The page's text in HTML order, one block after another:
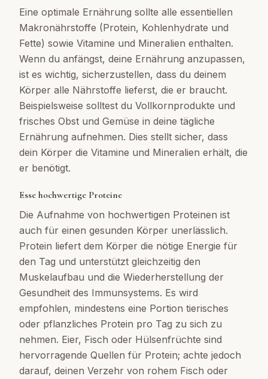
Eine optimale Ernährung sollte alle essentiellen
Makronährstoffe (Protein, Kohlenhydrate und
Fette) sowie Vitamine und Mineralien enthalten.
Wenn du anfängst, deine Ernährung anzupassen,
ist es wichtig, sicherzustellen, dass du deinem
Körper alle Nährstoffe lieferst, die er braucht.
Beispielsweise solltest du Vollkornprodukte und
frisches Obst und Gemüse in deine tägliche
Ernährung aufnehmen. Dies stellt sicher, dass
dein Körper die Vitamine und Mineralien erhält, die
er benötigt.
Esse hochwertige Proteine
Die Aufnahme von hochwertigen Proteinen ist
auch für einen gesunden Körper unerlässlich.
Protein liefert dem Körper die nötige Energie für
den Tag und unterstützt gleichzeitig den
Muskelaufbau und die Wiederherstellung der
Gesundheit des Immunsystems. Es wird
empfohlen, mindestens eine Portion tierisches
oder pflanzliches Protein pro Tag zu sich zu
nehmen. Eier, Fisch oder Hülsenfrüchte sind
hervorragende Quellen für Protein; achte jedoch
darauf, deinen Verzehr von rohem Fisch oder